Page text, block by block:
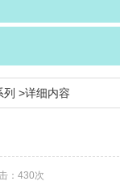
>详细内容
：430次